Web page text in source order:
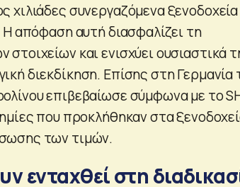
συνεργαζόμενα
απόφαση αυτή διασφαλίζει τη
και ενισχύει ουσιαστικά
διεκδίκηση. Επίσης στη Γερμανία
επιβεβαίωσε σύμφωνα με το
που προκλήθηκαν στα
των τιμών.
ενταχθεί στη